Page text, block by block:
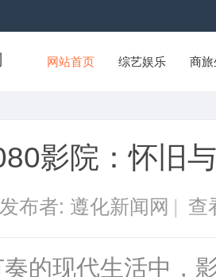
网站首页 综艺娱乐 商
影院：怀旧
发布者: 遵化新闻网 | 查
奏的现代生活中，